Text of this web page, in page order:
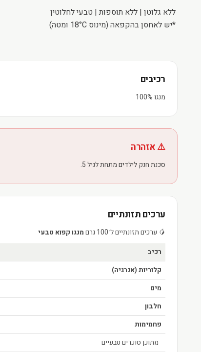
ללא גלוטן | ללא תוספות | טבעי לחלוטין
*יש לאחסן בהקפאה (מינוס 18°C ​​ומטה)
רכיבים
מנגו 100%
⚠️ אזהרה
סכנת חנק לילדים מתחת לגיל 5.
ערכים תזונתיים
🥭 ערכים תזונתיים ל־100 גרם
מנגו קפוא טבעי
רכיב
קלוריות (אנרגיה)
מים
חלבון
פחמימות
מתוכן סוכרים טבעיים